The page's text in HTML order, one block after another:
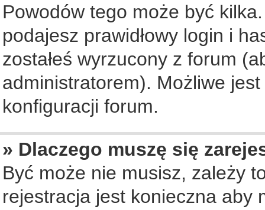
Powodów tego może być
podajesz prawidłowy login i
zostałeś wyrzucony z forum
administratorem). Możliwe
konfiguracji forum.
» Dlaczego muszę się
Być może nie musisz, zależy
rejestracja jest konieczna aby